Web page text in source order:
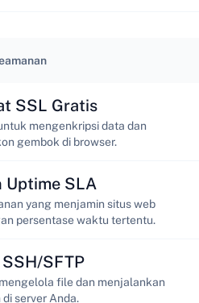
SSL Gratis
mengenkripsi data dan
gembok di browser.
Uptime SLA
yang menjamin situs web
persentase waktu tertentu.
SFTP
file dan menjalankan
di server Anda.